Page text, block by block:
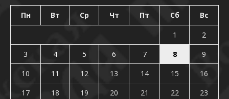
Пн Вт Ср Чт Пт Сб Вс
1
2
3
4 5 6 7 8
9
10
11 12 13 14 15
16
17
18 19 20 21 22
23